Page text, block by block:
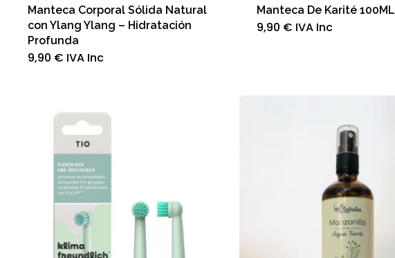
Manteca Corporal Sólida Natural
con Ylang Ylang – Hidratación
Profunda
9,90 € IVA Inc
Manteca De Karité 100ML
9,90 € IVA Inc